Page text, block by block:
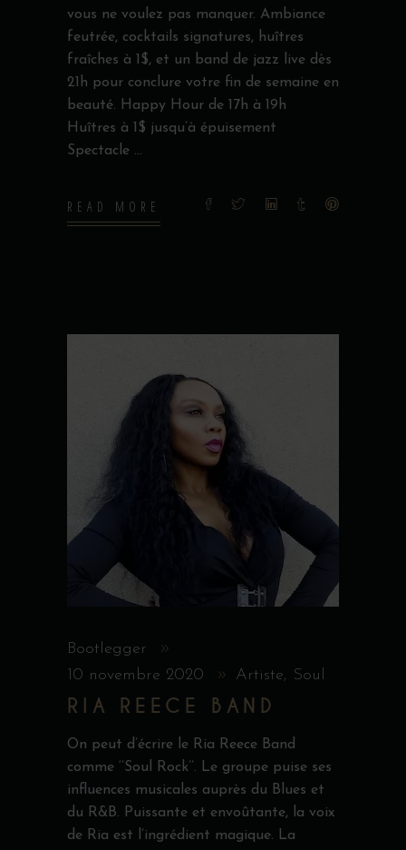
vous ne voulez pas manquer. Ambiance
feutrée, cocktails signatures, huîtres
fraîches à 1$, et un band de jazz live dès
21h pour conclure votre fin de semaine en
beauté. Happy Hour de 17h à 19h
Huîtres à 1$ jusqu’à épuisement
Spectacle
READ MORE
Bootlegger
10 novembre 2020
Artiste, Soul
RIA REECE BAND
On peut d’écrire le Ria Reece Band
comme ‘’Soul Rock’’. Le groupe puise ses
influences musicales auprès du Blues et
du R&B. Puissante et envoûtante, la voix
de Ria est l’ingrédient magique. La